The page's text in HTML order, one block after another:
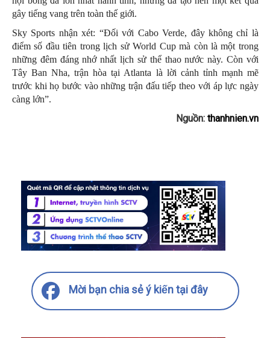
gây tiếng vang trên toàn thế giới.
Sky Sports nhận xét: “Đối với Cabo Verde, đây không chỉ là
điểm số đầu tiên trong lịch sử World Cup mà còn là một trong
những đêm đáng nhớ nhất lịch sử thể thao nước này. Còn với
Tây Ban Nha, trận hòa tại Atlanta là lời cảnh tỉnh mạnh mẽ
trước khi họ bước vào những trận đấu tiếp theo với áp lực ngày
càng lớn”.
Nguồn: thanhnien.vn
Mời bạn chia sẻ ý kiến tại đây